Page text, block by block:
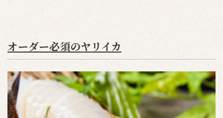
オーダー必須のヤリイカ